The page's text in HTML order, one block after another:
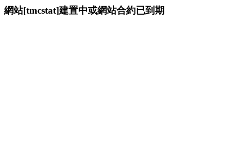
網站[tmcstat]建置中或網站合約已到期